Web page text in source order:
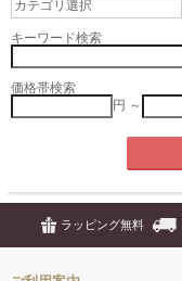
キーワード検索
価格帯検索
円 ～
ラッピング無料